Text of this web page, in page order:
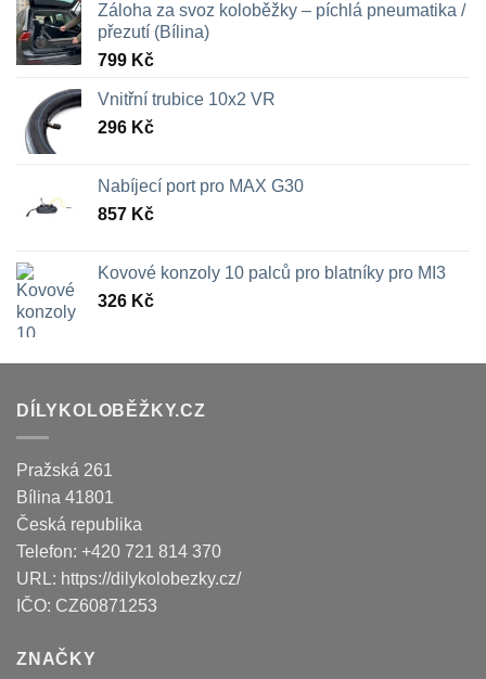
Záloha za svoz koloběžky – píchlá pneumatika /
přezutí (Bílina)
799 Kč
Vnitřní trubice 10x2 VR
296 Kč
Nabíjecí port pro MAX G30
857 Kč
Kovové konzoly 10 palců pro blatníky pro MI3
326 Kč
DÍLYKOLOBĚŽKY.CZ
Pražská 261
Bílina 41801
Česká republika
Telefon: +420 721 814 370
URL: https://dilykolobezky.cz/
IČO: CZ60871253
ZNAČKY